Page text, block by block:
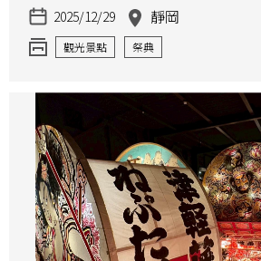
2025/12/29 靜岡
觀光景點 祭典